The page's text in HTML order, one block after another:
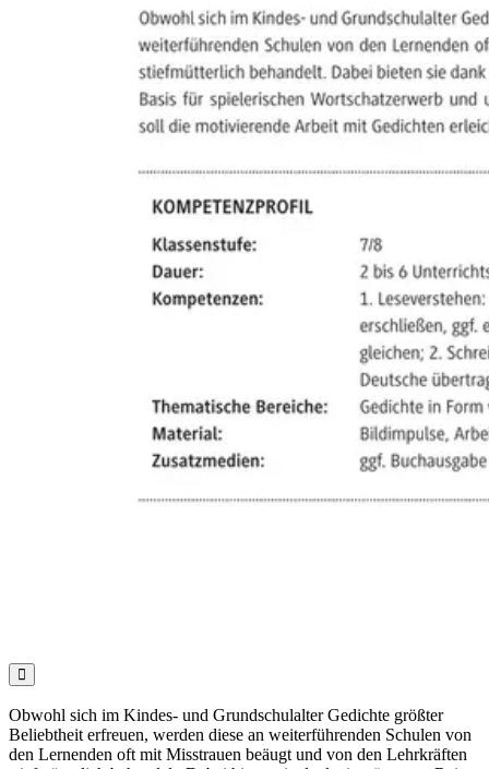

Obwohl sich im Kindes- und Grundschulalter Gedichte größter
Beliebtheit erfreuen, werden diese an weiterführenden Schulen von
den Lernenden oft mit Misstrauen beäugt und von den Lehrkräften